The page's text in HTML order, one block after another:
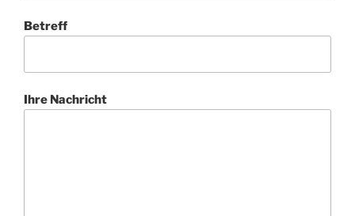
Betreff
Ihre Nachricht